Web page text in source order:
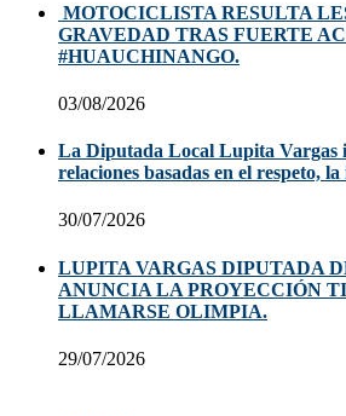
MOTOCICLISTA RESULTA
GRAVEDAD TRAS FUERTE
#HUAUCHINANGO.
03/08/2026
La Diputada Local Lupita Vargas
relaciones basadas en el respeto,
30/07/2026
LUPITA VARGAS DIPUTADA
ANUNCIA LA PROYECCIÓN
LLAMARSE OLIMPIA.
29/07/2026